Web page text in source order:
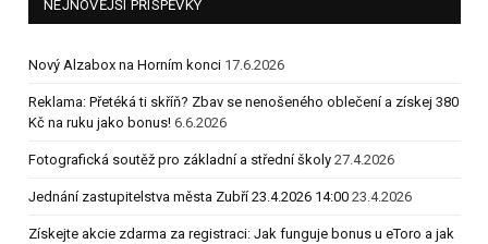
NEJNOVĚJŠÍ PŘÍSPĚVKY
Nový Alzabox na Horním konci 17.6.2026
Reklama: Přetéká ti skříň? Zbav se nenošeného oblečení a získej 380
Kč na ruku jako bonus! 6.6.2026
Fotografická soutěž pro základní a střední školy 27.4.2026
Jednání zastupitelstva města Zubří 23.4.2026 14:00 23.4.2026
Získejte akcie zdarma za registraci: Jak funguje bonus u eToro a jak